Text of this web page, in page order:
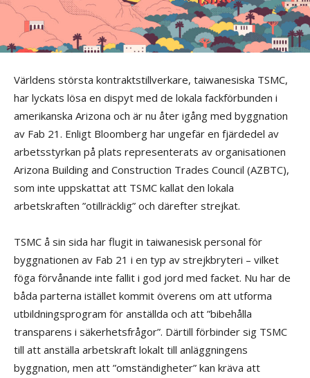
Världens största kontraktstillverkare, taiwanesiska TSMC,
har lyckats lösa en dispyt med de lokala fackförbunden i
amerikanska Arizona och är nu åter igång med byggnation
av Fab 21. Enligt Bloomberg har ungefär en fjärdedel av
arbetsstyrkan på plats representerats av organisationen
Arizona Building and Construction Trades Council (AZBTC),
som inte uppskattat att TSMC kallat den lokala
arbetskraften ”otillräcklig” och därefter strejkat.
TSMC å sin sida har flugit in taiwanesisk personal för
byggnationen av Fab 21 i en typ av strejkbryteri – vilket
föga förvånande inte fallit i god jord med facket. Nu har de
båda parterna istället kommit överens om att utforma
utbildningsprogram för anställda och att ”bibehålla
transparens i säkerhetsfrågor”. Därtill förbinder sig TSMC
till att anställa arbetskraft lokalt till anläggningens
byggnation, men att ”omständigheter” kan kräva att